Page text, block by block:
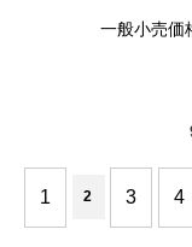
一般小売価
1 2 3 4